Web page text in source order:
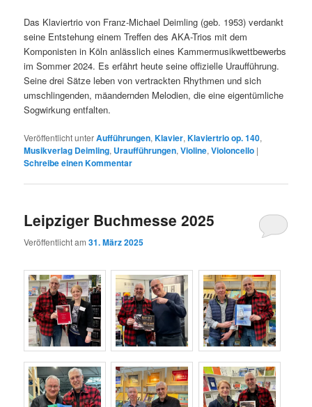
Das Klaviertrio von Franz-Michael Deimling (geb. 1953) verdankt
seine Entstehung einem Treffen des AKA-Trios mit dem
Komponisten in Köln anlässlich eines Kammermusikwettbewerbs
im Sommer 2024. Es erfährt heute seine offizielle Uraufführung.
Seine drei Sätze leben von vertrackten Rhythmen und sich
umschlingenden, mäandernden Melodien, die eine eigentümliche
Sogwirkung entfalten.
Veröffentlicht unterAufführungen,Klavier,Klaviertrio op. 140,
Musikverlag Deimling, Uraufführungen,Violine,Violoncello |
Schreibe einen Kommentar
Leipziger Buchmesse 2025
Veröffentlicht am31. März 2025